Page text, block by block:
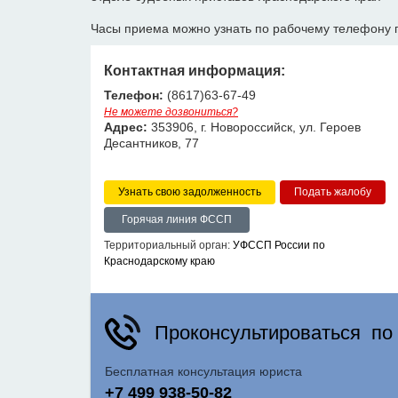
Часы приема можно узнать по рабочему телефону
Контактная информация:
Телефон: (8617)63-67-49
Не можете дозвониться?
Адрес: 353906, г. Новороссийск, ул. Героев
Десантников, 77
Узнать свою задолженность
Горячая линия ФССП
Территориальный орган: УФССП России по
Краснодарскому краю